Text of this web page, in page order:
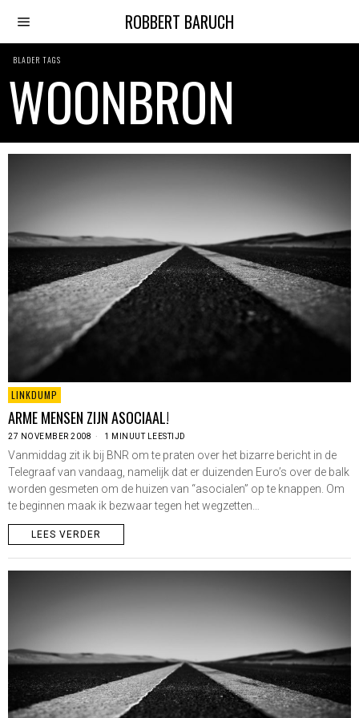
ROBBERT BARUCH
BLADER TAGS
WOONBRON
LINKDUMP
ARME MENSEN ZIJN ASOCIAAL!
27 NOVEMBER 2008 1 MINUUT LEESTIJD
Vanmiddag zit ik bij BNR om te praten over het bizarre bericht in de
Telegraaf van vandaag, namelijk dat er duizenden Euro’s over de balk
worden gesmeten om de huizen van “asocialen” op te knappen. Om
te beginnen maak ik bezwaar tegen het wegzetten…
LEES VERDER